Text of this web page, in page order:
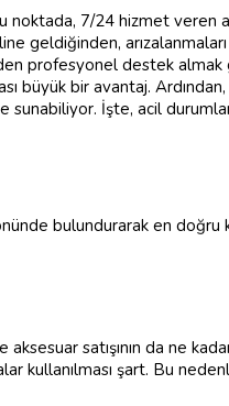
noktada, 7/24 hizmet veren
geldiğinden,
profesyonel destek almak
büyük bir avantaj. Ardından,
İşte, acil
bulundurarak en doğru
satışının da ne
kullanılması şart. Bu